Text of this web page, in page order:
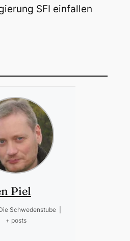
SFI einfallen
Piel
Schwedenstube
+ posts